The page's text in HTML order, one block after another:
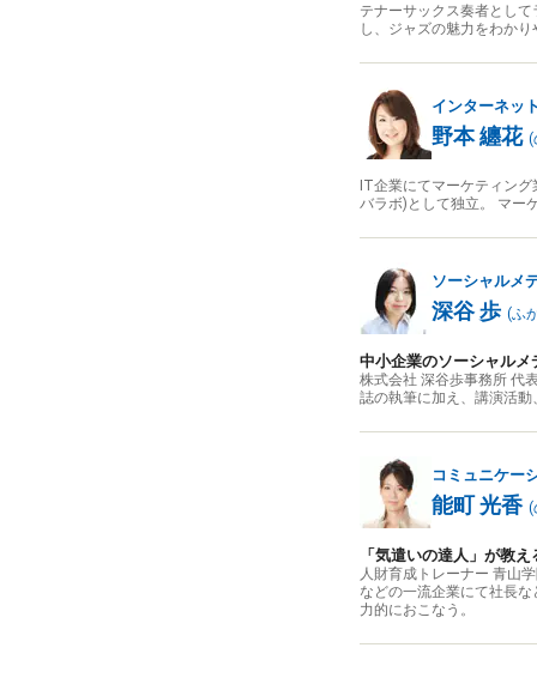
テナーサックス奏者とし
し、ジャズの魅力をわか
インターネッ
野本 纏花 (
IT企業にてマーケティン
バラボ)として独立。 マー
ソーシャルメ
深谷 歩 (ふ
中小企業のソーシャル
株式会社 深谷歩事務所 代
誌の執筆に加え、講演活
コミュニケー
能町 光香 (
「気遣いの達人」が教
人財育成トレーナー 青山
などの一流企業にて社長
力的におこなう。